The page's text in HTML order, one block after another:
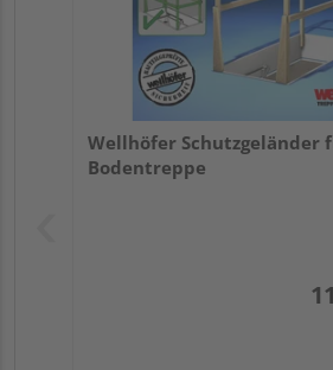
Wellhöfer Schutzgeländer
Bodentreppe